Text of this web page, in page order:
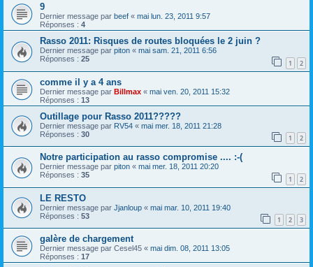
9
Dernier message par beef « mai lun. 23, 2011 9:57
Réponses : 4
Rasso 2011: Risques de routes bloquées le 2 juin ?
Dernier message par piton « mai sam. 21, 2011 6:56
Réponses : 25 1 2
comme il y a 4 ans
Dernier message par Billmax « mai ven. 20, 2011 15:32
Réponses : 13
Outillage pour Rasso 2011?????
Dernier message par RV54 « mai mer. 18, 2011 21:28
Réponses : 30 1 2
Notre participation au rasso compromise .... :-(
Dernier message par piton « mai mer. 18, 2011 20:20
Réponses : 35 1 2
LE RESTO
Dernier message par Jjanloup « mai mar. 10, 2011 19:40
Réponses : 53 1 2 3
galère de chargement
Dernier message par Cesel45 « mai dim. 08, 2011 13:05
Réponses : 17